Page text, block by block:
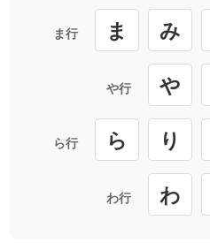
ま行 ま み
や行 や
ら行 ら り
わ行 わ